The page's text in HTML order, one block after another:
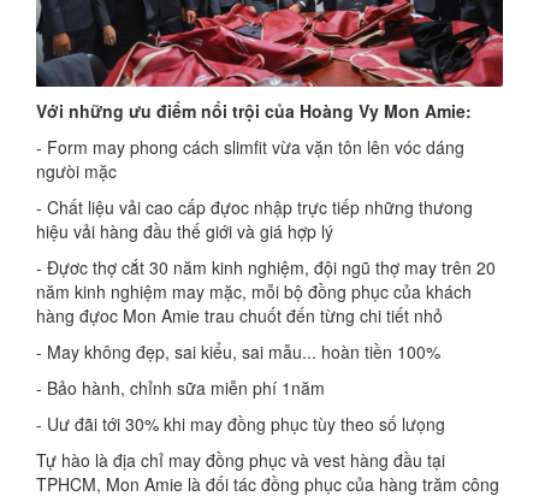
Với những ưu điểm nổi trội của Hoàng Vy Mon Amie:
- Form may phong cách slimfit vừa vặn tôn lên vóc dáng
ngưòi mặc
- Chất liệu vải cao cấp đựoc nhập trực tiếp những thưong
hiệu vải hàng đầu thế giới và giá hợp lý
- Đựơc thợ cắt 30 năm kinh nghiệm, đội ngũ thợ may trên 20
năm kinh nghiệm may mặc, mỗi bộ đồng phục của khách
hàng đựoc Mon Amie trau chuốt đến từng chi tiết nhỏ
- May không đẹp, sai kiểu, sai mẫu... hoàn tiền 100%
- Bảo hành, chỉnh sữa miễn phí 1năm
- Uư đãi tới 30% khi may đồng phục tùy theo số lưọng
Tự hào là địa chỉ may đồng phục và vest hàng đầu tại
TPHCM, Mon Amie là đối tác đồng phục của hàng trăm công